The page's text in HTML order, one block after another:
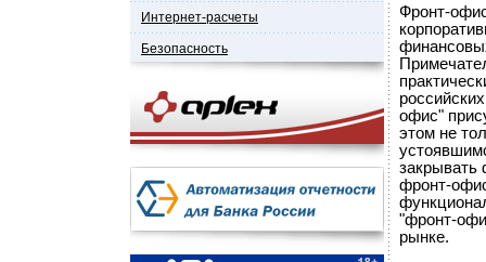
Интернет-расчеты
Безопасность
Фронт-
офис"
этом не
закрывать
фронт-
"фронт-
рынке.